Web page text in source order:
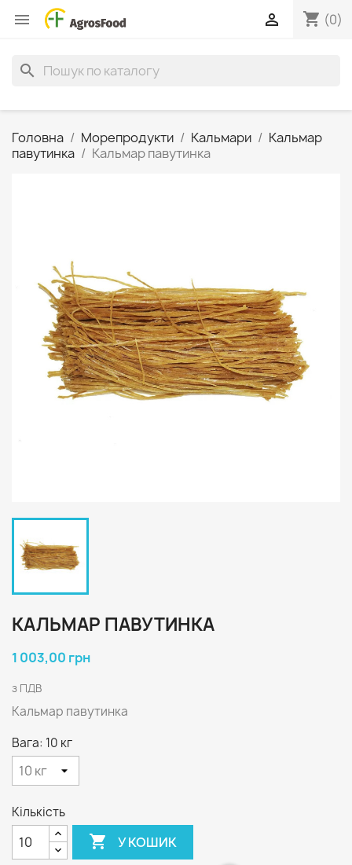
 shopping_cart (0)

search
Головна Морепродукти Кальмари
Кальмар
павутинка
Кальмар павутинка
КАЛЬМАР ПАВУТИНКА
1 003,00 грн
з ПДВ
Кальмар павутинка
Вага: 10 кг
Кількість
 У КОШИК